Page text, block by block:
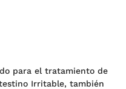
para el tratamiento de
Irritable, también